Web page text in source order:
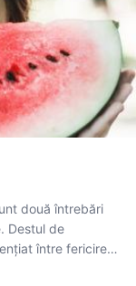
două întrebări
Destul de
între fericirea
susținut că